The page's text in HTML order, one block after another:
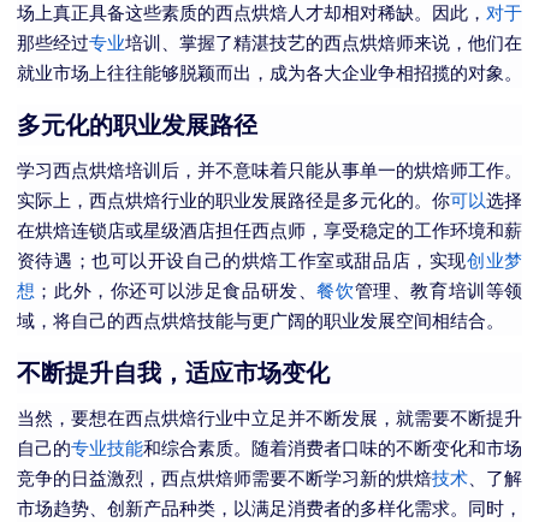
场上真正具备这些素质的西点烘焙人才却相对稀缺。因此，对于
那些经过专业培训、掌握了精湛技艺的西点烘焙师来说，他们在
就业市场上往往能够脱颖而出，成为各大企业争相招揽的对象。
多元化的职业发展路径
学习西点烘焙培训后，并不意味着只能从事单一的烘焙师工作。
实际上，西点烘焙行业的职业发展路径是多元化的。你可以选择
在烘焙连锁店或星级酒店担任西点师，享受稳定的工作环境和薪
资待遇；也可以开设自己的烘焙工作室或甜品店，实现创业梦
想 ；此外，你还可以涉足食品研发、餐饮管理、教育培训等领
域，将自己的西点烘焙技能与更广阔的职业发展空间相结合。
不断提升自我，适应市场变化
当然，要想在西点烘焙行业中立足并不断发展，就需要不断提升
自己的专业技能和综合素质。随着消费者口味的不断变化和市场
竞争的日益激烈，西点烘焙师需要不断学习新的烘焙技术、了解
市场趋势、创新产品种类，以满足消费者的多样化需求。同时，